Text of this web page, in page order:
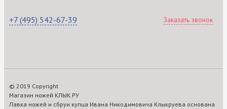
+7 (495) 542-67-39 Заказать звонок
© 2019 Copyright
Магазин ножей КЛЫК.РУ
Лавка ножей и сбруи купца Ивана Никодимовича Клыкруева основана